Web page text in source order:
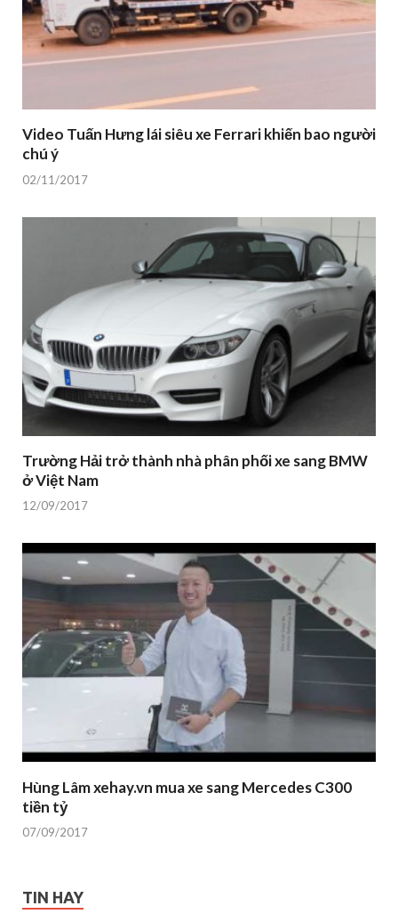
Video Tuấn Hưng lái siêu xe Ferrari khiến bao người
chú ý
02/11/2017
Trường Hải trở thành nhà phân phối xe sang BMW
ở Việt Nam
12/09/2017
Hùng Lâm xehay.vn mua xe sang Mercedes C300
tiền tỷ
07/09/2017
TIN HAY